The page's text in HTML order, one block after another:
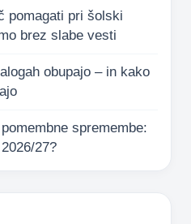
pomagati pri šolski
brez slabe vesti
obupajo – in kako
spremembe:
27?